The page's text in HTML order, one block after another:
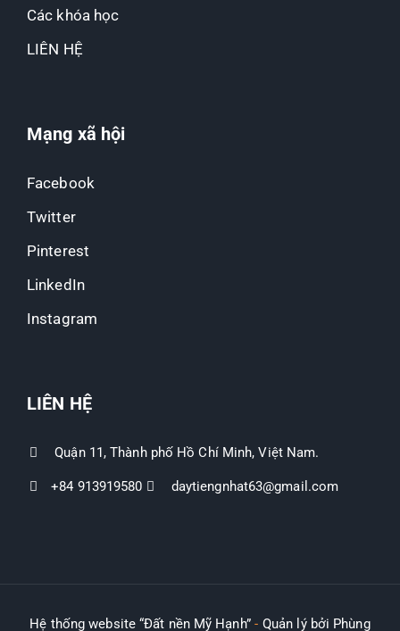
Các khóa học
LIÊN HỆ
Mạng xã hội
Facebook
Twitter
Pinterest
LinkedIn
Instagram
LIÊN HỆ
Quận 11, Thành phố Hồ Chí Minh, Việt Nam.
+84 913919580 daytiengnhat63@gmail.com
Hệ thống website “Đất nền Mỹ Hạnh”- Quản lý bởi Phùng